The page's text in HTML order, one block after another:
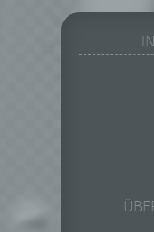
auf welche
ohne
betroffenen
können,
und
dass die
einer
natürlichen